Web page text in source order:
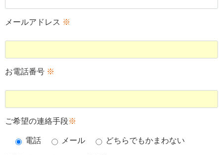
メールアドレス ※
お電話番号 ※
ご希望の連絡手段※
電話 メール どちらでもかまわない